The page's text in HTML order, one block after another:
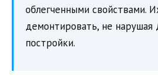
облегченными свойствами.
демонтировать, не нарушая
постройки.